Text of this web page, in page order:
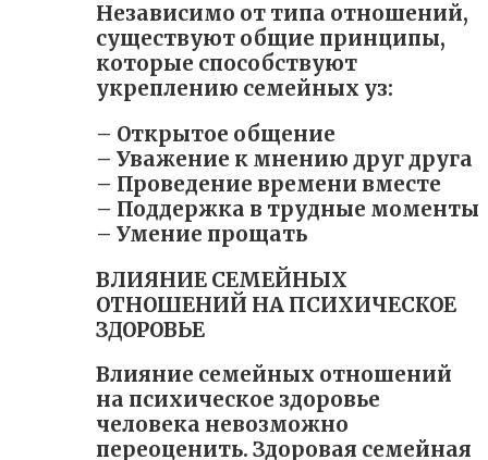
Независимо от типа отношений,
существуют общие принципы,
которые способствуют
укреплению семейных уз:
– Открытое общение
– Уважение к мнению друг друга
– Проведение времени вместе
– Поддержка в трудные моменты
– Умение прощать
ВЛИЯНИЕ СЕМЕЙНЫХ
ОТНОШЕНИЙ НА ПСИХИЧЕСКОЕ
ЗДОРОВЬЕ
Влияние семейных отношений
на психическое здоровье
человека невозможно
переоценить. Здоровая семейная